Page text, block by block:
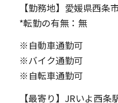
【勤務地】愛媛県西条
*転勤の有無：無
※自動車通勤可
※バイク通勤可
※自転車通勤可
【最寄り】JRいよ西条